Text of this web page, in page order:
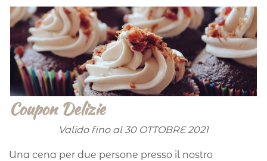
Coupon Delizie
Valido fino al 30 OTTOBRE 2021
Una cena per due persone presso il nostro